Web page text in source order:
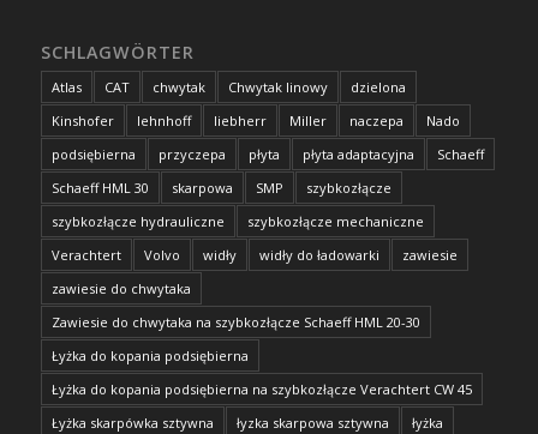
SCHLAGWÖRTER
Atlas CAT chwytak Chwytak linowy
dzielona
Kinshofer
lehnhoff liebherr Miller naczepa
Nado
podsiębierna
przyczepa płyta płyta adaptacyjna
Schaeff
Schaeff HML 30
skarpowa SMP
szybkozłącze
szybkozłącze hydrauliczne
szybkozłącze mechaniczne
Verachtert
Volvo widły widły do ładowarki
zawiesie
zawiesie do chwytaka
Zawiesie do chwytaka na szybkozłącze Schaeff HML 20-30
Łyżka do kopania podsiębierna
Łyżka do kopania podsiębierna na szybkozłącze Verachtert CW 45
Łyżka skarpówka sztywna
łyzka skarpowa sztywna
łyżka